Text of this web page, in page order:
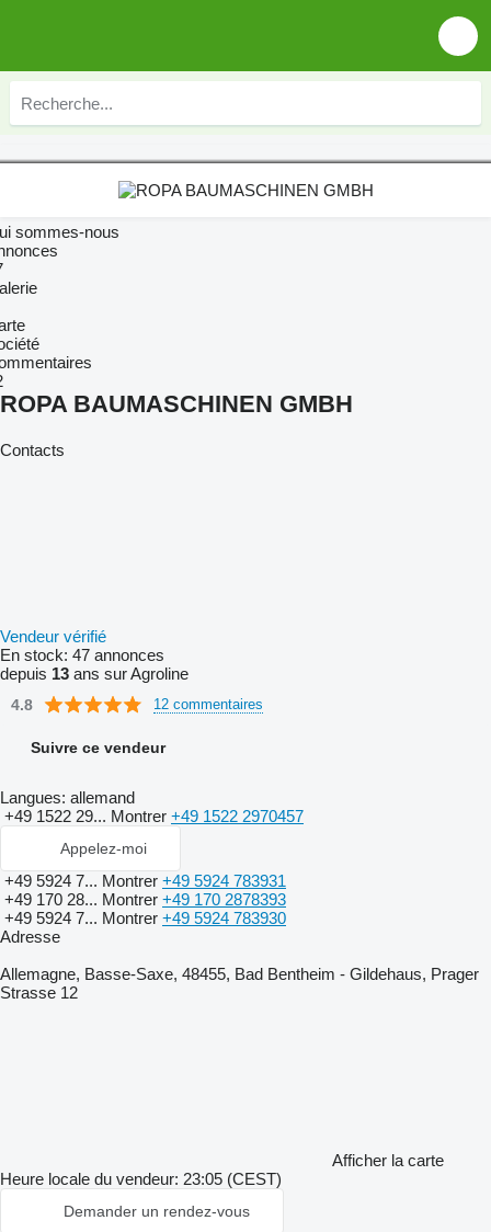
sommes-nous
ROPA BAUMASCHINEN GMBH
Contacts
Vendeur vérifié
En stock: 47 annonces
depuis 13 ans sur Agroline
4.8 12 commentaires
Suivre ce vendeur
Langues: allemand
+49 1522 29... Montrer +49 1522 2970457
Appelez-moi
+49 5924 7... Montrer +49 5924 783931
+49 170 28... Montrer +49 170 2878393
+49 5924 7... Montrer +49 5924 783930
Adresse
Allemagne, Basse-Saxe, 48455, Bad Bentheim - Gildehaus, Prager
Strasse 12
Afficher la carte
Heure locale du vendeur: 23:05 (CEST)
Demander un rendez-vous